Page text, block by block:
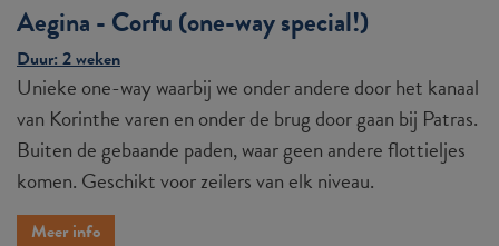
Aegina - Corfu (one-way special!)
Duur: 2 weken
Unieke one-way waarbij we onder andere door het kanaal
van Korinthe varen en onder de brug door gaan bij Patras.
Buiten de gebaande paden, waar geen andere flottieljes
komen. Geschikt voor zeilers van elk niveau.
Meer info